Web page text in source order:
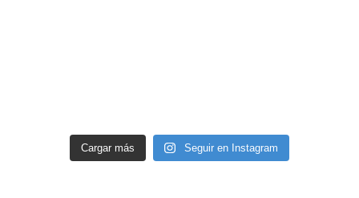
Cargar más Seguir en Instagram